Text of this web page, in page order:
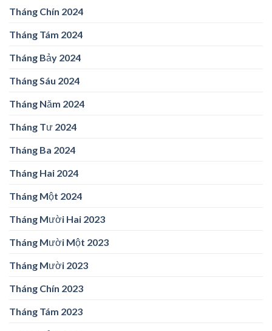
Tháng Chín 2024
Tháng Tám 2024
Tháng Bảy 2024
Tháng Sáu 2024
Tháng Năm 2024
Tháng Tư 2024
Tháng Ba 2024
Tháng Hai 2024
Tháng Một 2024
Tháng Mười Hai 2023
Tháng Mười Một 2023
Tháng Mười 2023
Tháng Chín 2023
Tháng Tám 2023